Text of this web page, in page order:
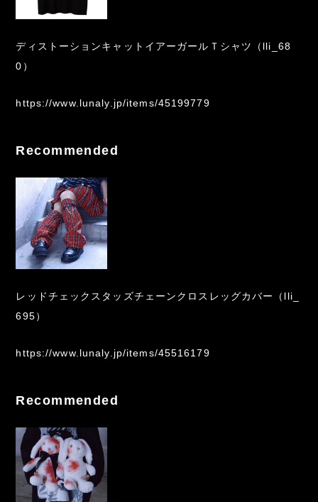
ディストーションキャットイアーガールＴシャツ（lli_68
0）
https://www.lunaly.jp/items/45199779
Recommended
レッドチェックスタッズチェーンクロスレッグカバー（lli_
695）
https://www.lunaly.jp/items/45516179
Recommended